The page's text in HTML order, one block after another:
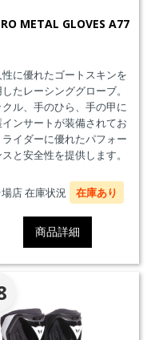
METAL GLOVES A77
に優れたゴートスキンを
たレーシンググローブ。
ル、手のひら、手の甲に
ンサートが装備されてお
ライダーに優れたパフォー
と安全性を提供します。
店 在庫状況 在庫あり
商品詳細